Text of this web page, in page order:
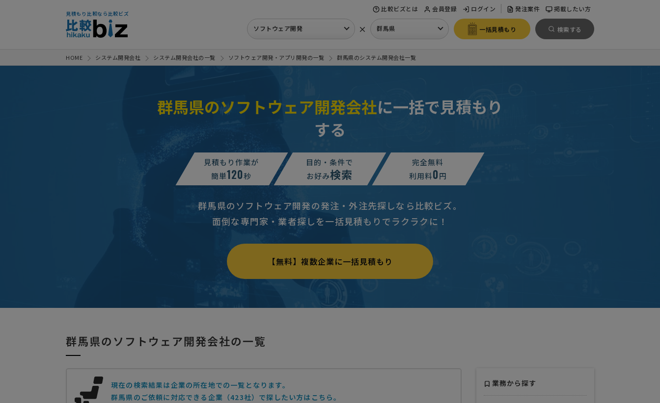
見積もり比較なら比較ビズ
比較ビズとは 会員登録 ログイン 発注案件 掲載したい方
ソフトウェア開発 × 群馬県 一括見積もり 検索する
HOME システム開発会社 システム開発会社の一覧 ソフトウェア開発・アプリ開発の一覧 群馬県のシステム開発会社一覧
群馬県のソフトウェア開発会社に一括で見積もり
する
見積もり作業が
簡単120秒
目的・条件で
お好み検索
完全無料
利用料0円
群馬県のソフトウェア開発の発注・外注先探しなら比較ビズ。
面倒な専門家・業者探しを一括見積もりでラクラクに！
【無料】複数企業に一括見積もり
群馬県のソフトウェア開発会社の一覧
現在の検索結果は企業の所在地での一覧となります。
群馬県のご依頼に対応できる企業（423社）で探したい方はこちら。
業務から探す